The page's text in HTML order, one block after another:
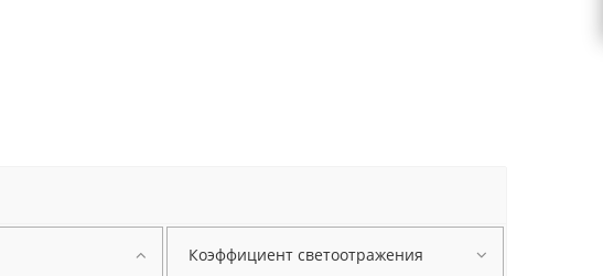
Коэффициент светоотражения